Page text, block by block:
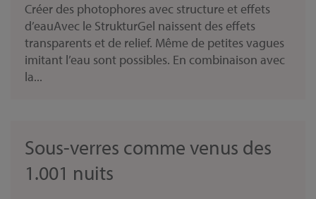
Créer des photophores avec structure et effets
d’eauAvec le StrukturGel naissent des effets
transparents et de relief. Même de petites vagues
imitant l’eau sont possibles. En combinaison avec
la...
Sous-verres comme venus des
1.001 nuits